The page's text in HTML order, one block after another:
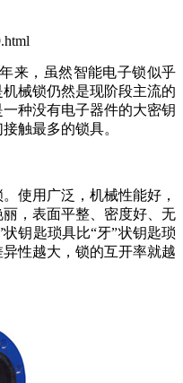
来，虽然智能电子锁似乎
械锁仍然是现阶段主流的
种没有电子器件的大密钥
触最多的锁具。
用广泛，机械性能好，
，表面平整、密度好、无
钥匙琐具比“牙”状钥匙琐
性越大，锁的互开率就越